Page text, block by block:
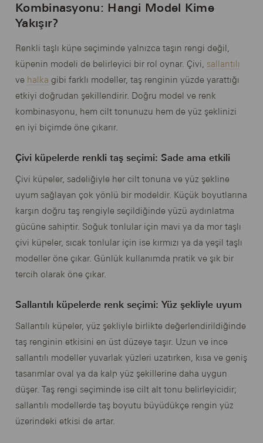
Kombinasyonu: Hangi Model Kime
Yakışır?
Renkli taşlı küpe seçiminde yalnızca taşın rengi değil,
küpenin modeli de belirleyici bir rol oynar. Çivi, sallantılı
ve halka gibi farklı modeller, taş renginin yüzde yarattığı
etkiyi doğrudan şekillendirir. Doğru model ve renk
kombinasyonu, hem cilt tonunuzu hem de yüz şeklinizi
en iyi biçimde öne çıkarır.
Çivi küpelerde renkli taş seçimi: Sade ama etkili
Çivi küpeler, sadeliğiyle her cilt tonuna ve yüz şekline
uyum sağlayan çok yönlü bir modeldir. Küçük boyutlarına
karşın doğru taş rengiyle seçildiğinde yüzü aydınlatma
gücüne sahiptir. Soğuk tonlular için mavi ya da mor taşlı
çivi küpeler, sıcak tonlular için ise kırmızı ya da yeşil taşlı
modeller öne çıkar. Günlük kullanımda pratik ve şık bir
tercih olarak öne çıkar.
Sallantılı küpelerde renk seçimi: Yüz şekliyle uyum
Sallantılı küpeler, yüz şekliyle birlikte değerlendirildiğinde
taş renginin etkisini en üst düzeye taşır. Uzun ve ince
sallantılı modeller yuvarlak yüzleri uzatırken, kısa ve geniş
tasarımlar oval ya da kalp yüz şekillerine daha uygun
düşer. Taş rengi seçiminde ise cilt alt tonu belirleyicidir;
sallantılı modellerde taş boyutu büyüdükçe rengin yüz
üzerindeki etkisi de artar.